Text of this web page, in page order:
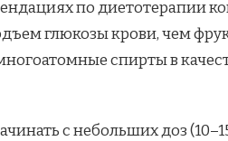
по диетотерапии
глюкозы крови, чем
спирты в
с небольших доз